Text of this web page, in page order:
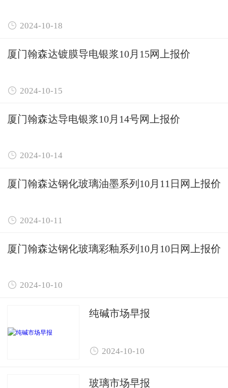
 2024-10-18
厦门翰森达镀膜导电银浆10月15网上报价
 2024-10-15
厦门翰森达导电银浆10月14号网上报价
 2024-10-14
厦门翰森达钢化玻璃油墨系列10月11日网上报价
 2024-10-11
厦门翰森达钢化玻璃彩釉系列10月10日网上报价
 2024-10-10
纯碱市场早报
 2024-10-10
玻璃市场早报